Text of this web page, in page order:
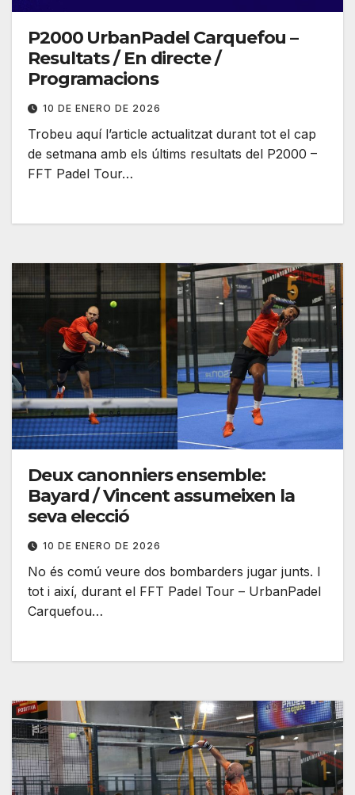
P2000 UrbanPadel Carquefou –
Resultats / En directe /
Programacions
10 DE ENERO DE 2026
Trobeu aquí l’article actualitzat durant tot el cap
de setmana amb els últims resultats del P2000 –
FFT Padel Tour…
Deux canonniers ensemble:
Bayard / Vincent assumeixen la
seva elecció
10 DE ENERO DE 2026
No és comú veure dos bombarders jugar junts. I
tot i així, durant el FFT Padel Tour – UrbanPadel
Carquefou…